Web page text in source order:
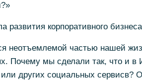
развития корпоративного
неотъемлемой частью нашей
Почему мы сделали так, что и в
других социальных сервисв?